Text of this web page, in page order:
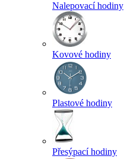
Nalepovací hodiny
Kovové hodiny
Plastové hodiny
Přesýpací hodiny